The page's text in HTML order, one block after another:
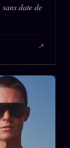
date de
↗